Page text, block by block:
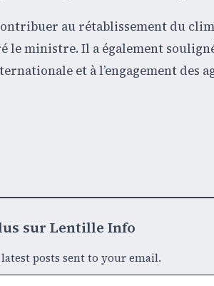
au rétablissement du
le ministre. Il a également
et à l’engagement des
sur Lentille Info
posts sent to your email.